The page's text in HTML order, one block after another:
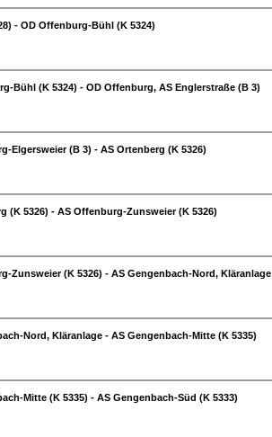
- OD Offenburg-Bühl (K 5324)
Bühl (K 5324) - OD Offenburg, AS Englerstraße (B 3)
Elgersweier (B 3) - AS Ortenberg (K 5326)
(K 5326) - AS Offenburg-Zunsweier (K 5326)
Zunsweier (K 5326) - AS Gengenbach-Nord, Kläranlage
Nord, Kläranlage - AS Gengenbach-Mitte (K 5335)
Mitte (K 5335) - AS Gengenbach-Süd (K 5333)